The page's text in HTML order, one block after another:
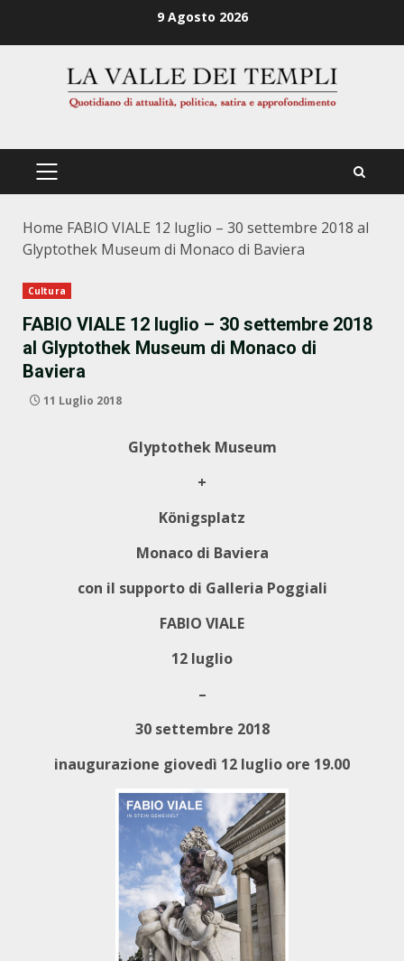
9 Agosto 2026
PRIMÄRES
Home FABIO VIALE 12 luglio – 30 settembre 2018 al
Glyptothek Museum di Monaco di Baviera
Cultura
FABIO VIALE 12 luglio – 30 settembre 2018
al Glyptothek Museum di Monaco di
Baviera
11 Luglio 2018
Glyptothek Museum
+
Königsplatz
Monaco di Baviera
con il supporto di Galleria Poggiali
FABIO VIALE
12 luglio
–
30 settembre 2018
inaugurazione giovedì 12 luglio ore 19.00